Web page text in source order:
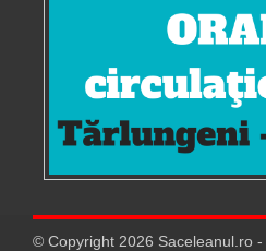
© Copyright 2026 Saceleanul.ro -